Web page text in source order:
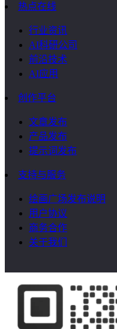
热点在线
行业资讯
AI科研公司
前沿技术
AI应用
创作平台
文章发布
产品发布
提示词发布
支持与服务
绘画广场发布说明
用户协议
商务合作
关于我们